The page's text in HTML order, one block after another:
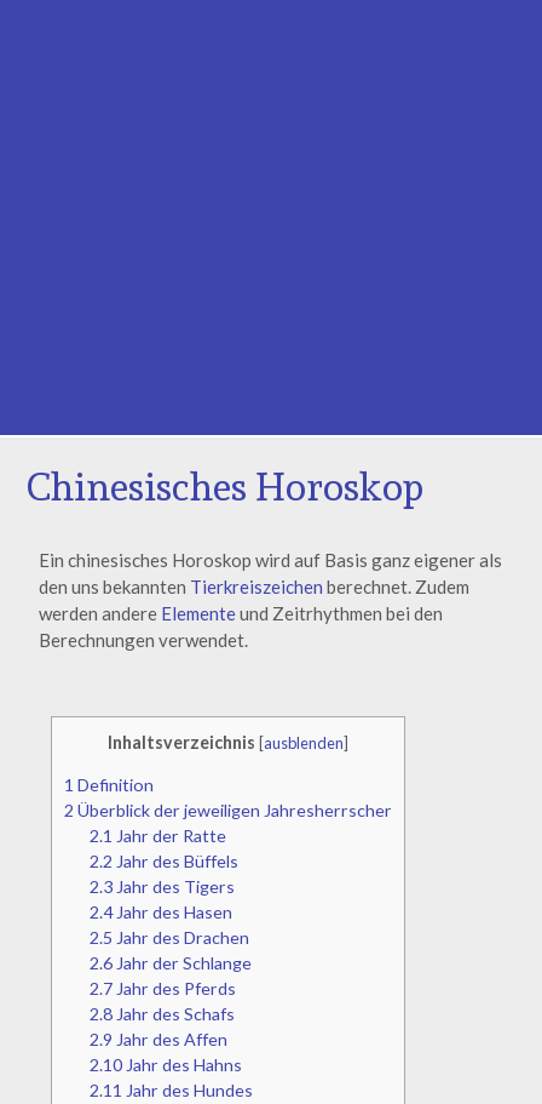
Chinesisches Horoskop
Ein chinesisches Horoskop wird auf Basis ganz eigener als
den uns bekannten Tierkreiszeichen berechnet. Zudem
werden andere Elementeund Zeitrhythmen bei den
Berechnungen verwendet.
Inhaltsverzeichnis [ausblenden]
1 Definition
2 Überblick der jeweiligen Jahresherrscher
2.1 Jahr der Ratte
2.2 Jahr des Büffels
2.3 Jahr des Tigers
2.4Jahr des Hasen
2.5 Jahr des Drachen
2.6 Jahr der Schlange
2.7 Jahr des Pferds
2.8 Jahr des Schafs
2.9 Jahr des Affen
2.10 Jahr des Hahns
2.11 Jahr des Hundes